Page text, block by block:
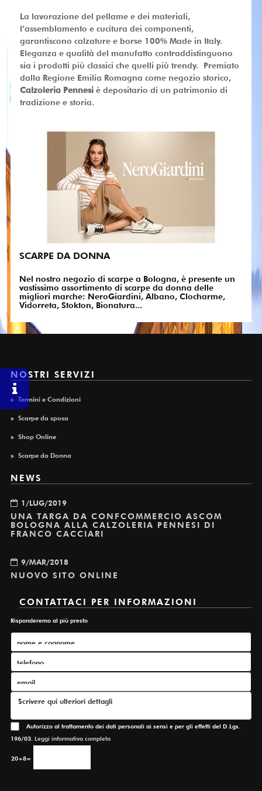
La lavorazione del pellame e dei materiali,
l’assemblamento e cucitura dei componenti,
garantiscono calzature e borse 100% Made in Italy.
Eleganza e qualità del manufatto contraddistinguono
sia i prodotti più classici che quelli più trendy. Premiato
dalla Regione Emilia Romagna come negozio storico,
Calzoleria Pennesi è depositario di un patrimonio di
tradizione e storia.
SCARPE DA DONNA
Nel nostro negozio di scarpe a Bologna, è presente un
vastissimo assortimento di scarpe da donna delle
migliori marche: NeroGiardini, Albano, Clocharme,
Vidorreta, Stokton, Bionatura...
NOSTRI SERVIZI
Termini e Condizioni
Scarpe da sposa
Shop Online
» Scarpe da Donna
NEWS
1/LUG/2019
UNA TARGA DA CONFCOMMERCIO ASCOM
BOLOGNA ALLA CALZOLERIA PENNESI DI
FRANCO CACCIARI
9/MAR/2018
NUOVO SITO ONLINE
CONTATTACI PER INFORMAZIONI
Risponderemo al più presto
Autorizzo al trattamento dei dati personali ai sensi e per gli effetti del D.Lgs.
196/03. Leggi informativa completa
20+8=